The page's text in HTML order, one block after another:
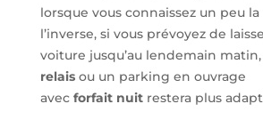
lorsque vous connaissez un peu la
l’inverse, si vous prévoyez de
voiture jusqu’au lendemain
relaisou un parking en ouvrage
avec forfait nuitrestera plus